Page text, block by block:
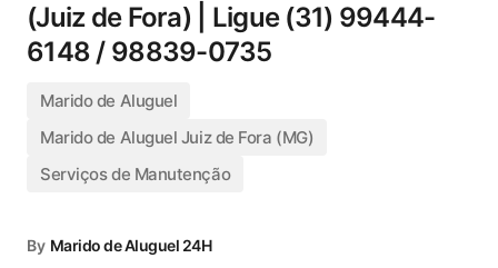
(Juiz de Fora) | Ligue (31) 99444-
6148 / 98839-0735
Marido de Aluguel
Marido de Aluguel Juiz de Fora (MG)
Serviços de Manutenção
By Marido de Aluguel 24H